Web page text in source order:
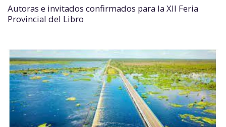
Autoras e invitados confirmados para la XII Feria
Provincial del Libro